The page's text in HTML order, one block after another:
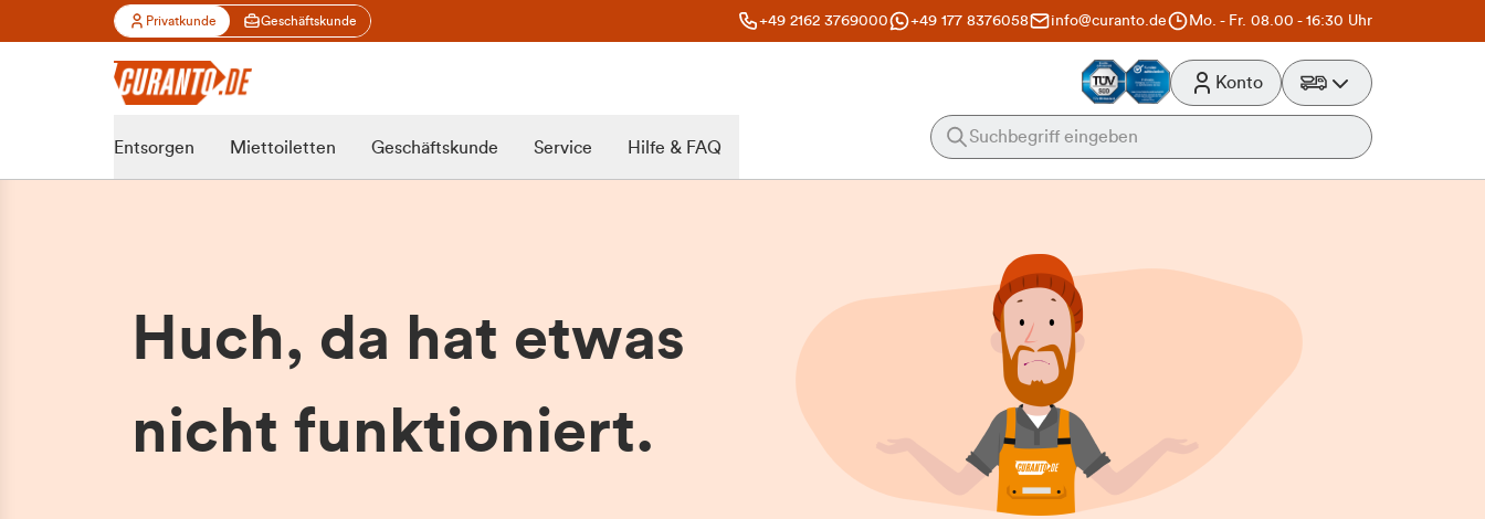
Privatkunde Geschäftskunde +49 2162 3769000 +49 177 8376058 info@curanto.de Mo. - Fr. 08.00 - 16:30 Uhr
Konto
Entsorgen Miettoiletten Geschäftskunde Service Hilfe & FAQ
Huch, da hat etwas
nicht funktioniert.